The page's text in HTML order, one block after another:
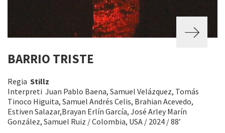
BARRIO TRISTE
Regia Stillz
Interpreti Juan Pablo Baena, Samuel Velázquez, Tomás
Tinoco Higuita, Samuel Andrés Celis, Brahian Acevedo,
Estiven Salazar,Brayan Erlín García, José Arley Marín
González, Samuel Ruiz / Colombia, USA / 2024 / 88’